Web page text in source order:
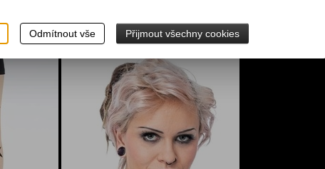
Odmítnout vše Přijmout všechny cookies